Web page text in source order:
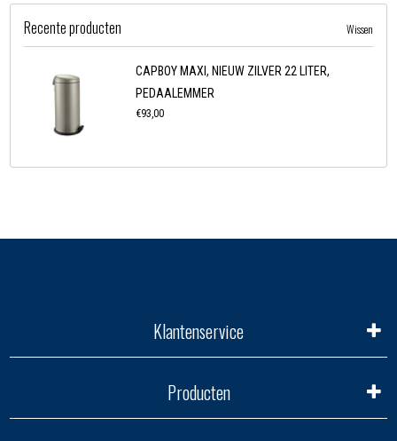
Recente producten Wissen
CAPBOY MAXI, NIEUW ZILVER 22 LITER,
PEDAALEMMER
€93,00
Klantenservice
Producten